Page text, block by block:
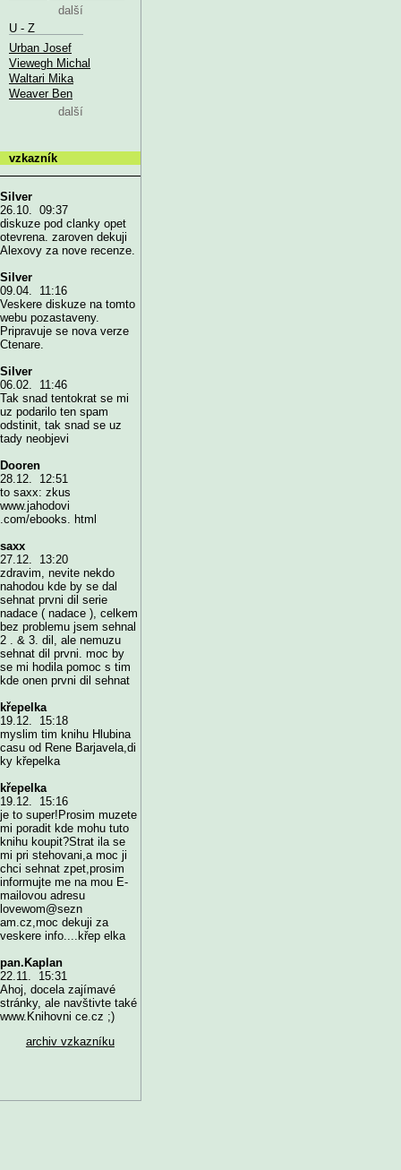
další
U - Z
Urban Josef
Viewegh Michal
Waltari Mika
Weaver Ben
další
vzkazník
Silver
26.10. 09:37
diskuze pod clanky opet
otevrena. zaroven dekuji
Alexovy za nove recenze.
Silver
09.04. 11:16
Veskere diskuze na tomto
webu pozastaveny.
Pripravuje se nova verze
Ctenare.
Silver
06.02. 11:46
Tak snad tentokrat se mi
uz podarilo ten spam
odstinit, tak snad se uz
tady neobjevi
Dooren
28.12. 12:51
to saxx: zkus
www.jahodovi
.com/ebooks. html
saxx
27.12. 13:20
zdravim, nevite nekdo
nahodou kde by se dal
sehnat prvni dil serie
nadace ( nadace ), celkem
bez problemu jsem sehnal
2 . & 3. dil, ale nemuzu
sehnat dil prvni. moc by
se mi hodila pomoc s tim
kde onen prvni dil sehnat
křepelka
19.12. 15:18
myslim tim knihu Hlubina
casu od Rene Barjavela,di
ky křepelka
křepelka
19.12. 15:16
je to super!Prosim muzete
mi poradit kde mohu tuto
knihu koupit?Strat ila se
mi pri stehovani,a moc ji
chci sehnat zpet,prosim
informujte me na mou E-
mailovou adresu
lovewom@sezn
am.cz,moc dekuji za
veskere info....křep elka
pan.Kaplan
22.11. 15:31
Ahoj, docela zajímavé
stránky, ale navštivte také
www.Knihovni ce.cz ;)
archiv vzkazníku